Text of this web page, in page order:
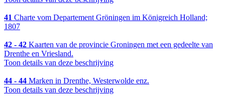
41 Charte vom Departement Gröningen im Königreich Holland;
1807
42 - 42 Kaarten van de provincie Groningen met een gedeelte van
Drenthe en Vriesland.
Toon details van deze beschrijving
44 - 44 Marken in Drenthe, Westerwolde enz.
Toon details van deze beschrijving